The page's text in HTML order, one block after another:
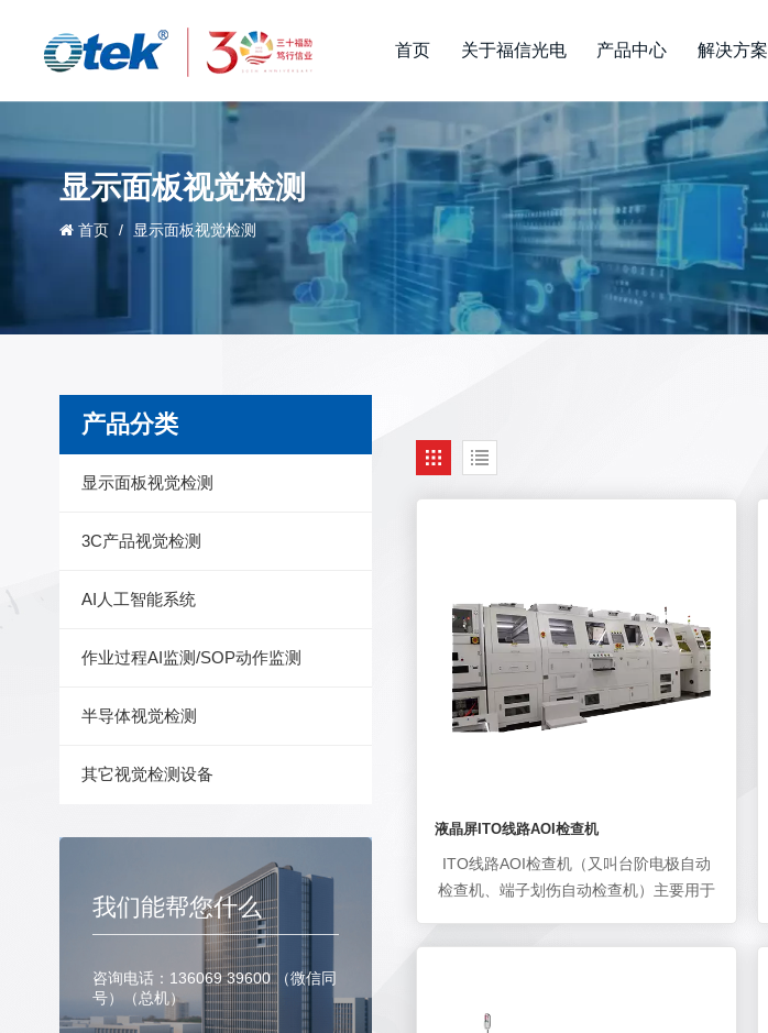
首页 关于福信光电 产品中心 解决方案
显示面板视觉检测
首页 / 显示面板视觉检测
液晶屏ITO线路AOI检查机
ITO线路AOI检查机（又叫台阶电极自动
检查机、端子划伤自动检查机）主要用于
高产线良率和生产厂家的制程控制能力。
泛应用于LCD液晶屏行业、触摸屏行业、
产品分类
显示面板视觉检测
3C产品视觉检测
AI人工智能系统
作业过程AI监测/SOP动作监测
半导体视觉检测
其它视觉检测设备
我们能帮您什么
咨询电话：136069 39600 （微信同
号）（总机）